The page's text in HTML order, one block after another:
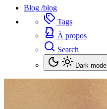
Blog /blog
Tags
À propos
Search
Dark mode